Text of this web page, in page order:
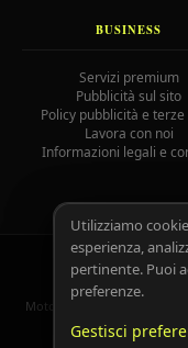
BUSINESS
Servizi premium
Pubblicità sul sito
Policy pubblicità e
Lavora con noi
Informazioni legali e
© 2026
MotoAutoGratis non è
dagli utenti
Utilizziamo
esperienza,
pertinente. Puoi
preferenze.
Gestisci